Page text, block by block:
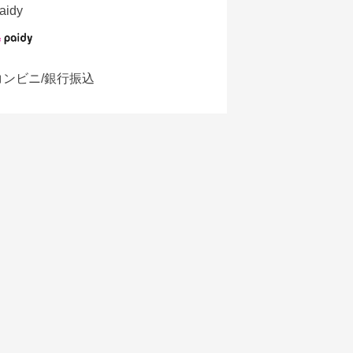
ンビニ/銀行振込